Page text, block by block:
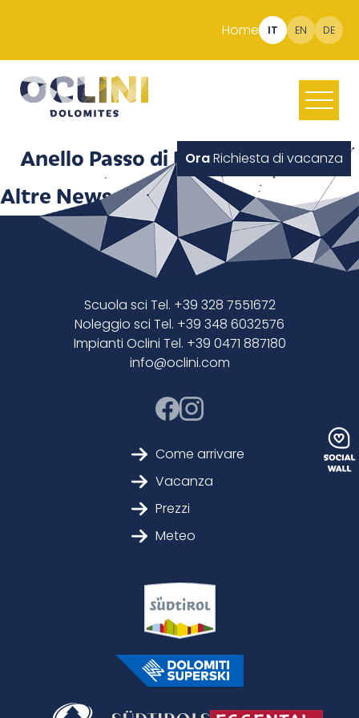
Home IT EN DE
OraRichiesta di vacanza
Anello Passo di Lavazè
Altre News
Scuola sci Tel. +39 328 7551672
Noleggio sci Tel. +39 348 6032576
Impianti Oclini Tel. +39 0471 887180
info@oclini.com
Come arrivare
Vacanza
Prezzi
Meteo